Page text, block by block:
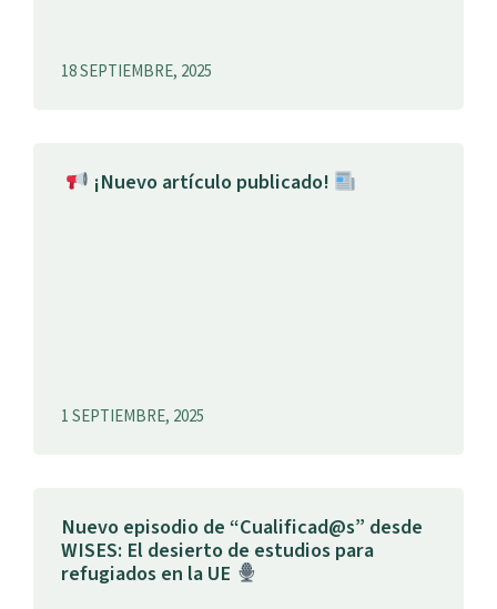
18 SEPTIEMBRE, 2025
¡Nuevo artículo publicado!
1 SEPTIEMBRE, 2025
Nuevo episodio de “Cualificad@s” desde
WISES: El desierto de estudios para
refugiados en la UE